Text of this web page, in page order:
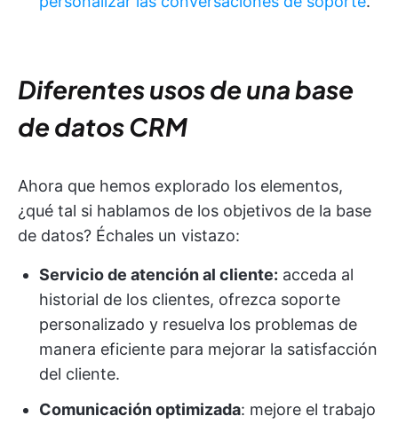
Diferentes usos de una base
de datos CRM
Ahora que hemos explorado los elementos,
¿qué tal si hablamos de los objetivos de la base
de datos? Échales un vistazo:
Servicio de atención al cliente: acceda al
historial de los clientes, ofrezca soporte
personalizado y resuelva los problemas de
manera eficiente para mejorar la satisfacción
del cliente.
Comunicación optimizada: mejore el trabajo